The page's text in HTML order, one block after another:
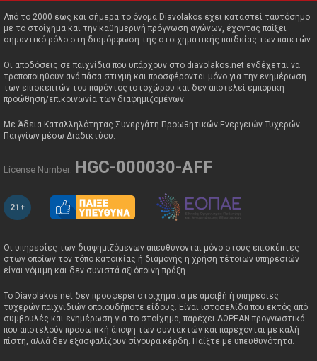
Από το 2000 έως και σήμερα το όνομα Diavolakos έχει καταστεί ταυτόσημο
με το στοίχημα και την καθημερινή πρόγνωση αγώνων, έχοντας παίξει
σημαντικό ρόλο στη διαμόρφωση της στοιχηματικής παιδείας των παικτών.
Οι αποδόσεις σε παιχνίδια που υπάρχουν στο diavolakos.net ενδέχεται να
τροποποιηθούν ανά πάσα στιγμή και προσφέρονται μόνο για την ενημέρωση
των επισκεπτών του παρόντος ιστοχώρου και δεν αποτελεί εμπορική
προώθηση/επικοινωνία των διαφημιζομένων.
Με Άδεια Καταλληλότητας Συνεργάτη Προωθητικών Ενεργειών Τυχερών
Παιγνίων μέσω Διαδικτύου.
License Number: HGC-000030-AFF
21+
Οι υπηρεσίες των διαφημιζόμενων απευθύνονται μόνο στους επισκέπτες
στων οποίων τον τόπο κατοικίας ή διαμονής η χρήση τέτοιων υπηρεσιών
είναι νόμιμη και δεν συνιστά αξιόποινη πράξη.
Το Diavolakos.net δεν προσφέρει στοιχήματα με αμοιβή ή υπηρεσίες
τυχερών παιχνιδιών οποιουδήποτε είδους. Είναι ιστοσελίδα που εκτός από
συμβουλές και ενημέρωση για το στοίχημα, παρέχει ΔΩΡΕΑΝ προγνωστικά
που αποτελούν προσωπική άποψη των συντακτών και παρέχονται με καλή
πίστη, αλλά δεν εξασφαλίζουν σίγουρα κέρδη. Παίξτε με υπευθυνότητα.